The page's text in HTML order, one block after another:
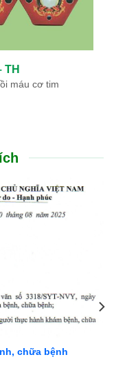
TH
máu cơ tim
chữa bệnh